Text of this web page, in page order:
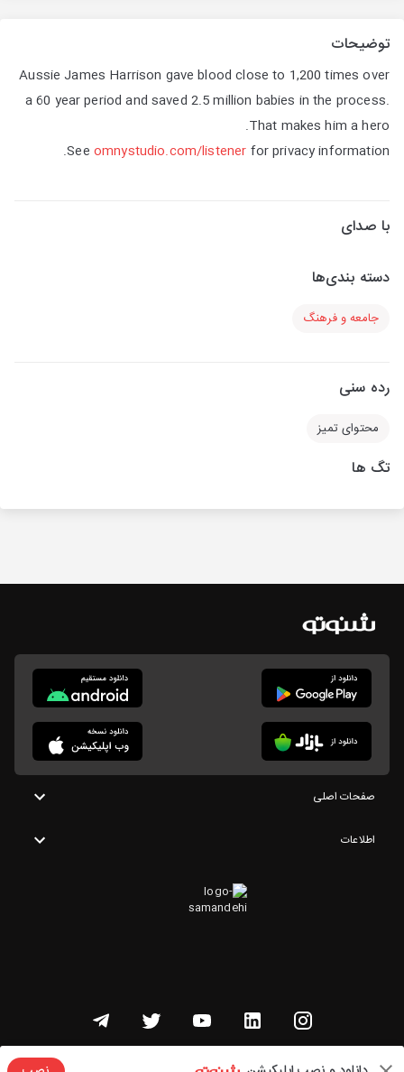
توضیحات
Aussie James Harrison gave blood close to 1,200 times over
a 60 year period and saved 2.5 million babies in the process.
That makes him a hero.
See omnystudio.com/listener for privacy information.
با صدای
دسته بندی‌ها
جامعه و فرهنگ
رده سنی
محتوای تمیز
تگ ها
صفحات اصلی
اطلاعات
تمامی حقوق این وبسایت متعلق به شنوتو است